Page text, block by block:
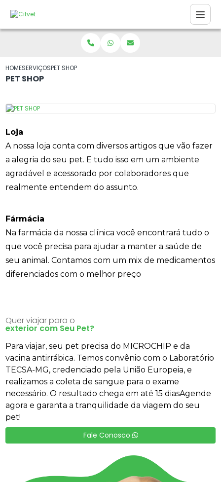
HOMESERVIÇOSPET SHOP
PET SHOP
Loja
A nossa loja conta com diversos artigos que vão fazer
a alegria do seu pet. E tudo isso em um ambiente
agradável e acessorado por colaboradores que
realmente entendem do assunto.
Fármácia
Na farmácia da nossa clínica você encontrará tudo o
que você precisa para ajudar a manter a saúde de
seu animal. Contamos com um mix de medicamentos
diferenciados com o melhor preço
Quer viajar para o
exterior com Seu Pet?
Para viajar, seu pet precisa do MICROCHIP e da
vacina antirrábica. Temos convênio com o Laboratório
TECSA-MG, credenciado pela União Europeia, e
realizamos a coleta de sangue para o exame
necessário. O resultado chega em até 15 diasAgende
agora e garanta a tranquilidade da viagem do seu
pet!
Fale Conosco